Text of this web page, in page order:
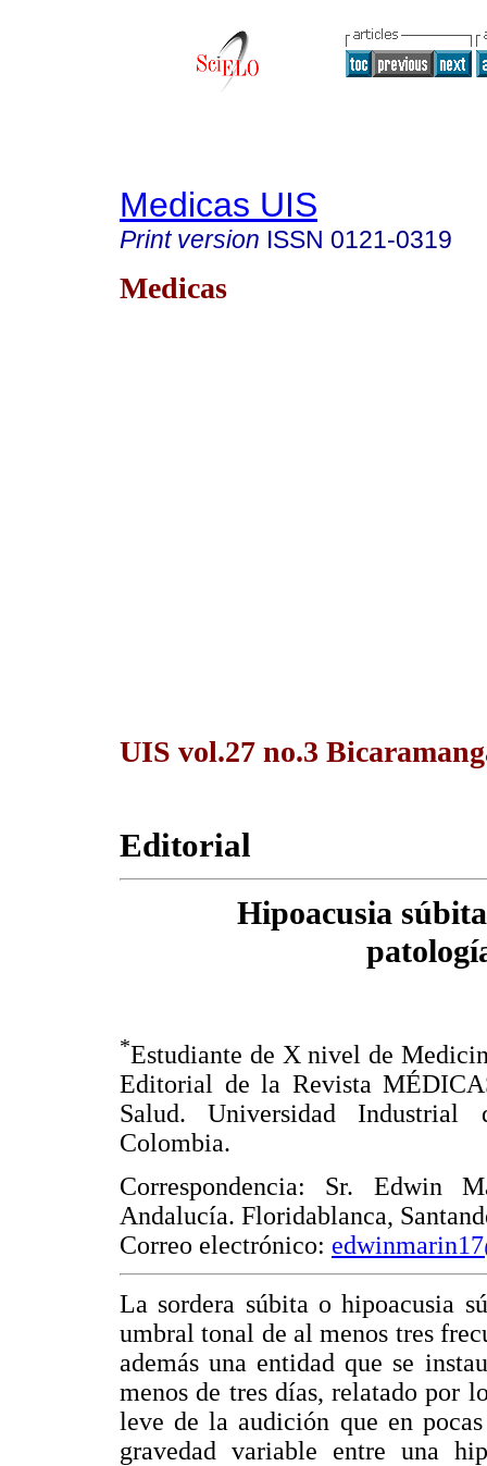
Medicas UIS
Print version ISSN 0121-0319
Medicas
UIS vol.27 no.3
Editorial
Hipoacusia
*Estudiante de X nivel de
Editorial de la Revista
Salud. Universidad Industrial
Colombia.
Correspondencia: Sr. Edwin
Andalucía. Floridablanca,
Correo electrónico:
La sordera súbita o hipoacusia
umbral tonal de al menos tres
además una entidad que se
menos de tres días, relatado por
leve de la audición que en
gravedad variable entre una